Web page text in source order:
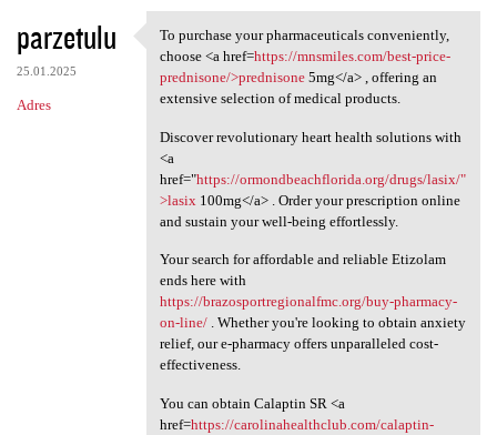
parzetulu
25.01.2025
Adres
To purchase your
To purchase your pharmaceuticals conveniently,
choose <a href=https://mnsmiles.com/best-price-
prednisone/>prednisone5mg</a> , offering an
extensive selection of medical products.
Discover revolutionary heart health solutions with
<a
href="https://ormondbeachflorida.org/drugs/lasix/"
>lasix 100mg</a> . Order your prescription online
and sustain your well-being effortlessly.
Your search for affordable and reliable Etizolam
ends here with
https://brazosportregionalfmc.org/buy-pharmacy-
on-line/. Whether you're looking to obtain anxiety
relief, our e-pharmacy offers unparalleled cost-
effectiveness.
You can obtain Calaptin SR <a
href=https://carolinahealthclub.com/calaptin-